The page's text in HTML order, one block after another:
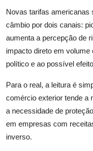
Novas tarifas americanas
câmbio por dois canais:
aumenta a percepção de
impacto direto em volume
político e ao possível
Para o real, a leitura é
comércio exterior tende a
a necessidade de
em empresas com
inverso.